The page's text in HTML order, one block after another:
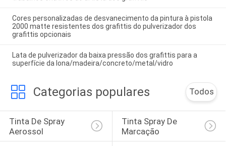
Cores personalizadas de desvanecimento da pintura à pistola
2000 matte resistentes dos grafittis do pulverizador dos
grafittis opcionais
Lata de pulverizador da baixa pressão dos grafittis para a
superfície da lona/madeira/concreto/metal/vidro
Categorias populares Todos
Tinta De Spray
Aerossol
Tinta Spray De
Marcação